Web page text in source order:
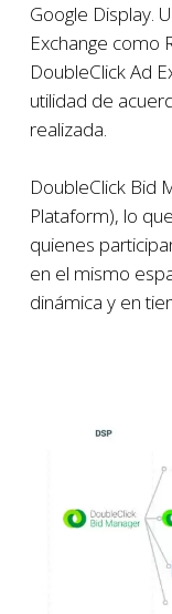
Google Display.
Exchange como
DoubleClick Ad
utilidad de
realizada.
DoubleClick Bid
Plataform), lo
quienes
en el mismo
dinámica y en